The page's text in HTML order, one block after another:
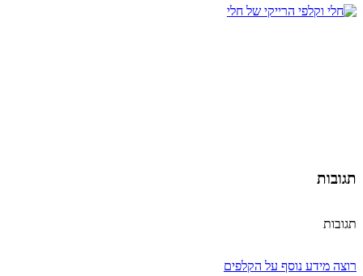
תגובות
תגובות
רוצה מידע נוסף על הקלפים